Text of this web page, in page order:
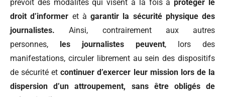
prévoit des modalités qui visent à la fois àprotéger le
droit d’informer et à garantir la sécurité physique des
journalistes.Ainsi, contrairement aux autres
personnes, les journalistes peuvent, lors des
manifestations, circuler librement au sein des dispositifs
de sécurité etcontinuer d’exercer leur mission lors de la
dispersion d’un attroupement, sans être obligés de